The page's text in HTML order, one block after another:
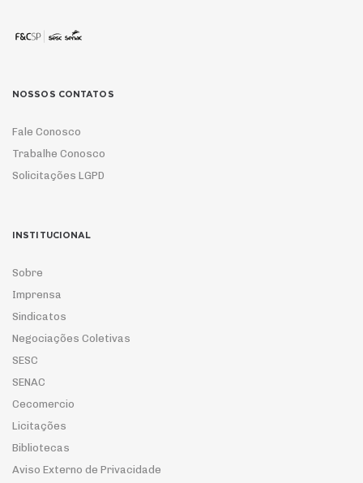
NOSSOS CONTATOS
Fale Conosco
Trabalhe Conosco
Solicitações LGPD
INSTITUCIONAL
Sobre
Imprensa
Sindicatos
Negociações Coletivas
SESC
SENAC
Cecomercio
Licitações
Bibliotecas
Aviso Externo de Privacidade